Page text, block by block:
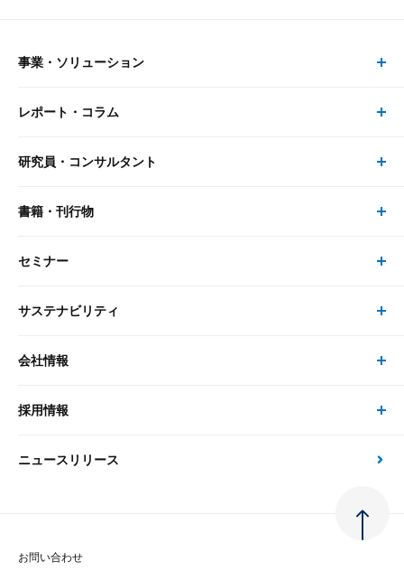
事業・ソリューション
事業・ソリューション トップ
リサーチ
大和総研の強み
先端テクノロジーに基づく新たな価値の創出
レポート・コラム
レポート・コラム トップ
最新のレポート・コラム
政策分析
研究員・コンサルタント
研究員・コンサルタント トップ
研究員
書籍・刊行物
書籍・刊行物 トップ
書籍
セミナー
セミナー トップ
現在受付中のセミナー・イベント
サステナビリティ
サステナビリティの取り組み
次世代社会への貢献
会社情報
会社情報 トップ
会社概要・役員一覧
採用情報
採用情報 トップ
ニュースリリース
お問い合わせ